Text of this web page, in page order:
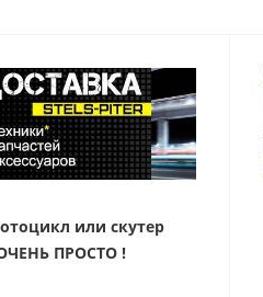
или скутер
ОЧЕНЬ ПРОСТО !